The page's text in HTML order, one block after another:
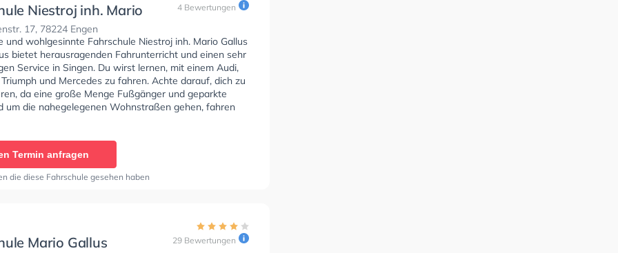
Niestroj inh. Mario
Gallus
17, 78224 Engen
4 Bewertungen
und wohlgesinnte Fahrschule Niestroj inh. Mario Gallus
bietet herausragenden Fahrunterricht und einen sehr
Service in Singen. Du wirst lernen, mit einem Audi,
und Mercedes zu fahren. Achte darauf, dich zu
da eine große Menge Fußgänger und geparkte
um die nahegelegenen Wohnstraßen gehen, fahren
Die Fahrschule bietet Exzellente Bedingungen um
A2, Klasse C1, Klasse C1E, Klasse C, Klasse CE,
Klasse DE1, Klasse D, Klasse DE, Klasse L und Klasse T
In der Fahrschule Niestroj inh. Mario Gallus Mario
können einen Termin online anfragen.
Termin anfragen
die diese Fahrschule gesehen haben
Mario Gallus 29 Bewertungen